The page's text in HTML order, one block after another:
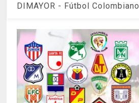
DIMAYOR - Fútbol Colombiano